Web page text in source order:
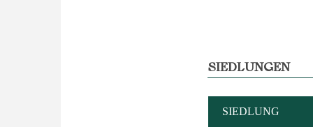
SIEDLUNGEN
SIEDLUNG